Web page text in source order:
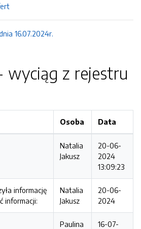
16.07.2024r.
wyciąg z rejestru
Osoba Data
Natalia
Jakusz
20-06-
2024
13:09:23
informację
informacji:
Natalia
Jakusz
20-06-
2024
Paulina
16-07-